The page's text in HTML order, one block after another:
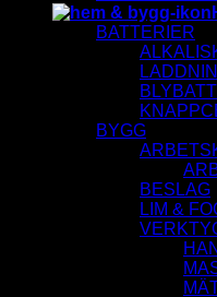
BATTERIER
BYGG
BESLAG
LIM &